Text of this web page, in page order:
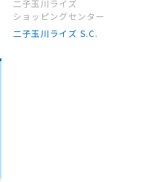
二子玉川ライズ
ショッピングセンター
二子玉川ライズ S.C.